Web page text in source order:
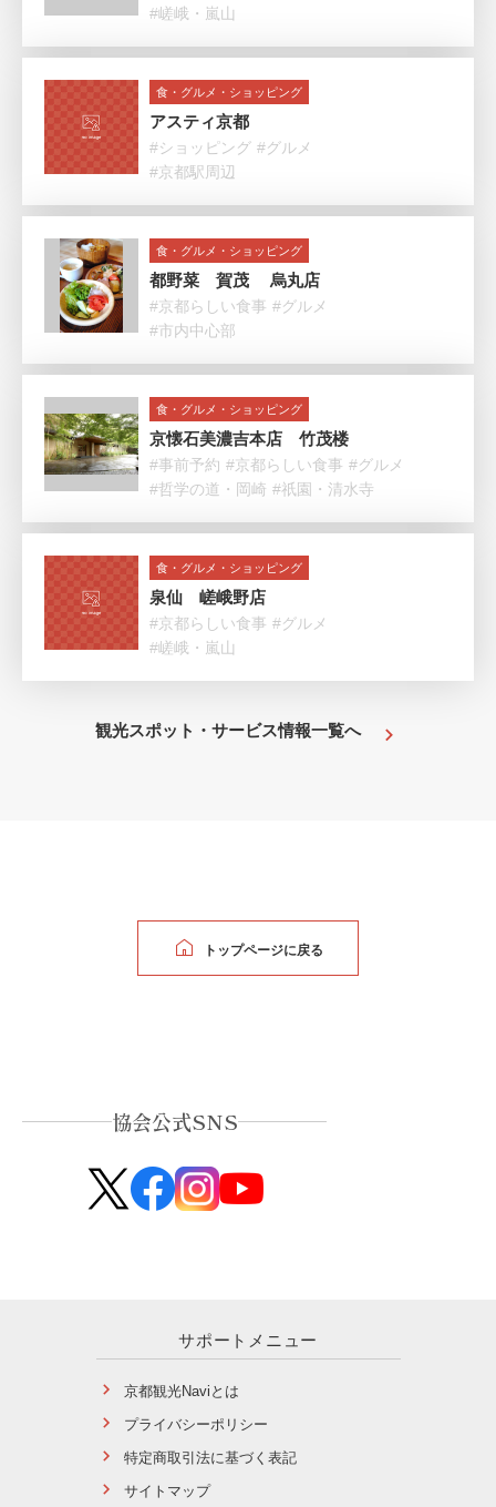
#嵯峨・嵐山
食・グルメ・ショッピング
アスティ京都
#ショッピング #グルメ
#京都駅周辺
食・グルメ・ショッピング
都野菜 賀茂 烏丸店
#京都らしい食事 #グルメ
#市内中心部
食・グルメ・ショッピング
京懐石美濃吉本店 竹茂楼
#事前予約 #京都らしい食事 #グルメ
#哲学の道・岡崎 #祇園・清水寺
食・グルメ・ショッピング
泉仙 嵯峨野店
#京都らしい食事 #グルメ
#嵯峨・嵐山
観光スポット・サービス情報一覧へ
トップページに戻る
協会公式SNS
サポートメニュー
京都観光Naviとは
プライバシーポリシー
特定商取引法に基づく表記
サイトマップ